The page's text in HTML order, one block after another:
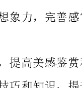
3、让学生学习和掌握基本的美术技巧和知识，提升自身绘画水